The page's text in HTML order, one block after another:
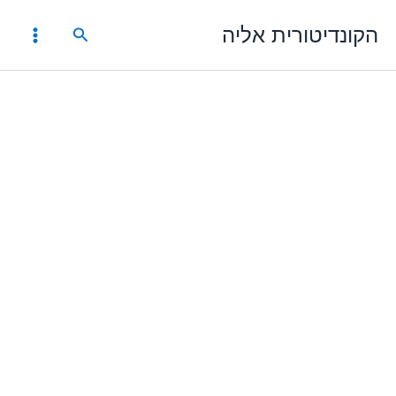
לתוכןהקונדיטורית אליה חיפוש